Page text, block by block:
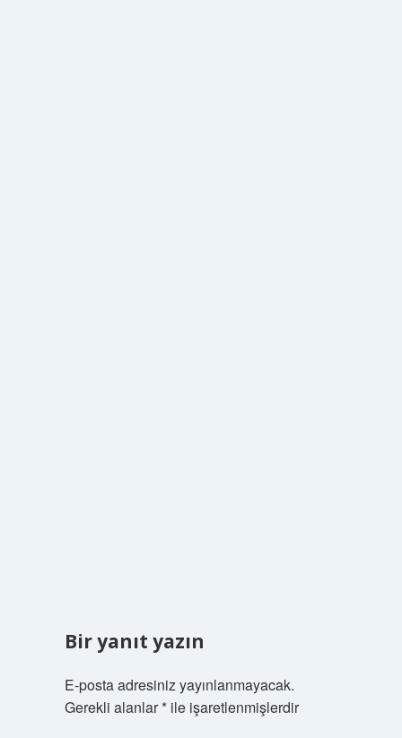
Bir yanıt yazın
E-posta adresiniz yayınlanmayacak.
Gerekli alanlar*ile işaretlenmişlerdir